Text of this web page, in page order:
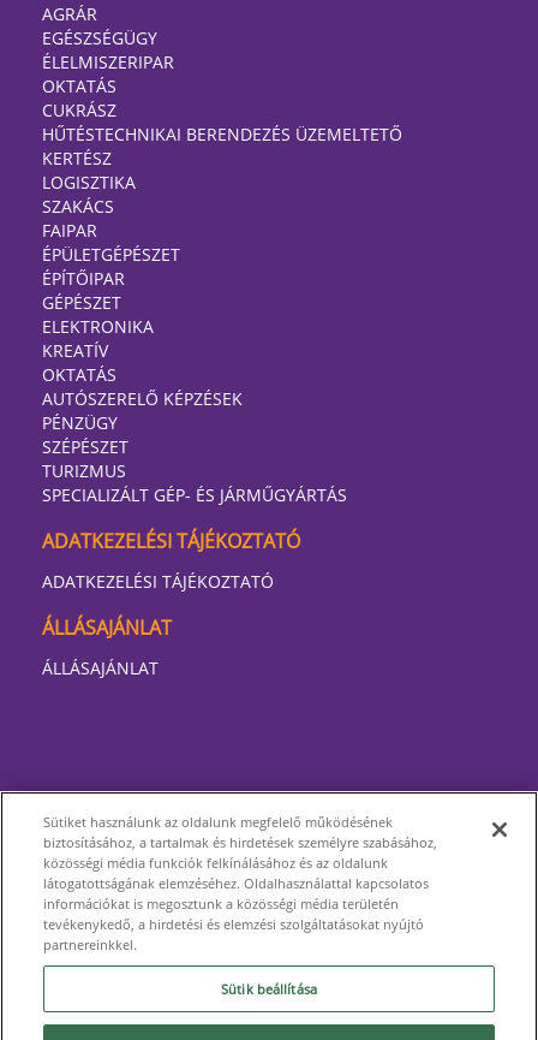
AGRÁR
EGÉSZSÉGÜGY
ÉLELMISZERIPAR
OKTATÁS
CUKRÁSZ
HŰTÉSTECHNIKAI BERENDEZÉS ÜZEMELTETŐ
KERTÉSZ
LOGISZTIKA
SZAKÁCS
FAIPAR
ÉPÜLETGÉPÉSZET
ÉPÍTŐIPAR
GÉPÉSZET
ELEKTRONIKA
KREATÍV
OKTATÁS
AUTÓSZERELŐ KÉPZÉSEK
PÉNZÜGY
SZÉPÉSZET
TURIZMUS
SPECIALIZÁLT GÉP- ÉS JÁRMŰGYÁRTÁS
ADATKEZELÉSI TÁJÉKOZTATÓ
ADATKEZELÉSI TÁJÉKOZTATÓ
ÁLLÁSAJÁNLAT
ÁLLÁSAJÁNLAT
Sütiket használunk az oldalunk megfelelő működésének
biztosításához, a tartalmak és hirdetések személyre szabásához,
közösségi média funkciók felkínálásához és az oldalunk
látogatottságának elemzéséhez. Oldalhasználattal kapcsolatos
információkat is megosztunk a közösségi média területén
tevékenykedő, a hirdetési és elemzési szolgáltatásokat nyújtó
partnereinkkel.
Sütik beállítása